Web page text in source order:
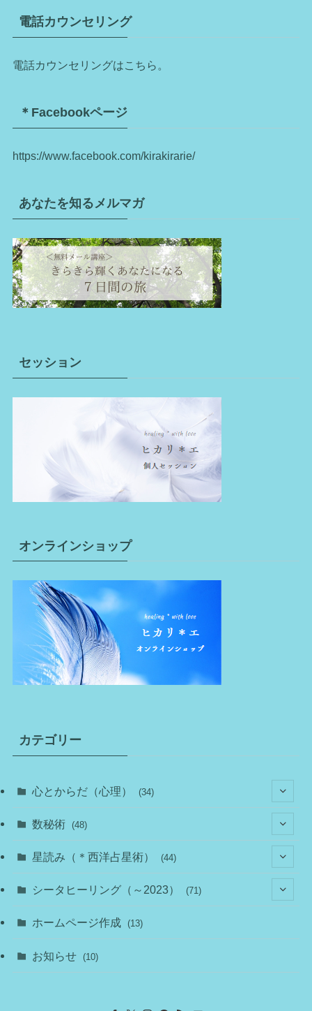
電話カウンセリング
電話カウンセリングはこちら。
＊Facebookページ
https://www.facebook.com/kirakirarie/
あなたを知るメルマガ
セッション
オンラインショップ
カテゴリー
心とからだ（心理） (34)
(1)
(22)
(7)
(4)
(7)
数秘術 (48)
(11)
(10)
(15)
星読み（＊西洋占星術） (44)
(11)
(8)
シータヒーリング（～2023） (71)
(14)
ホームページ作成 (13)
お知らせ (10)